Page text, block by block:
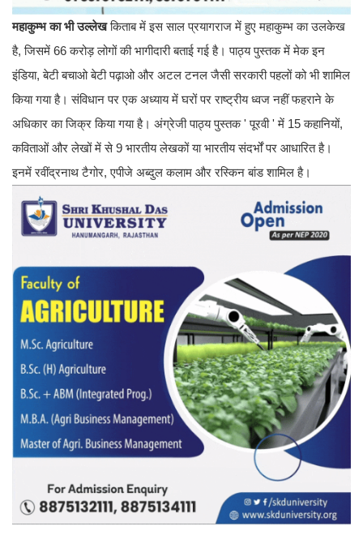
महाकुम्भ का भी उल्लेखकिताब में इस साल प्रयागराज में हुए महाकुम्भ का उलकेख
है, जिसमें 66 करोड़ लोगों की भागीदारी बताई गई है। पाठ्य पुस्तक में मेक इन
इंडिया, बेटी बचाओ बेटी पढ़ाओ और अटल टनल जैसी सरकारी पहलों को भी शामिल
किया गया है। संविधान पर एक अध्याय में घरों पर राष्ट्रीय ध्वज नहीं फहराने के
अधिकार का जिक्र किया गया है। अंग्रेजी पाठ्य पुस्तक ' पूरवी ' में 15 कहानियों,
कविताओं और लेखों में से 9 भारतीय लेखकों या भारतीय संदर्भों पर आधारित है।
इनमें रवींद्रनाथ टैगोर, एपीजे अब्दुल कलाम और रस्किन बांड शामिल है।